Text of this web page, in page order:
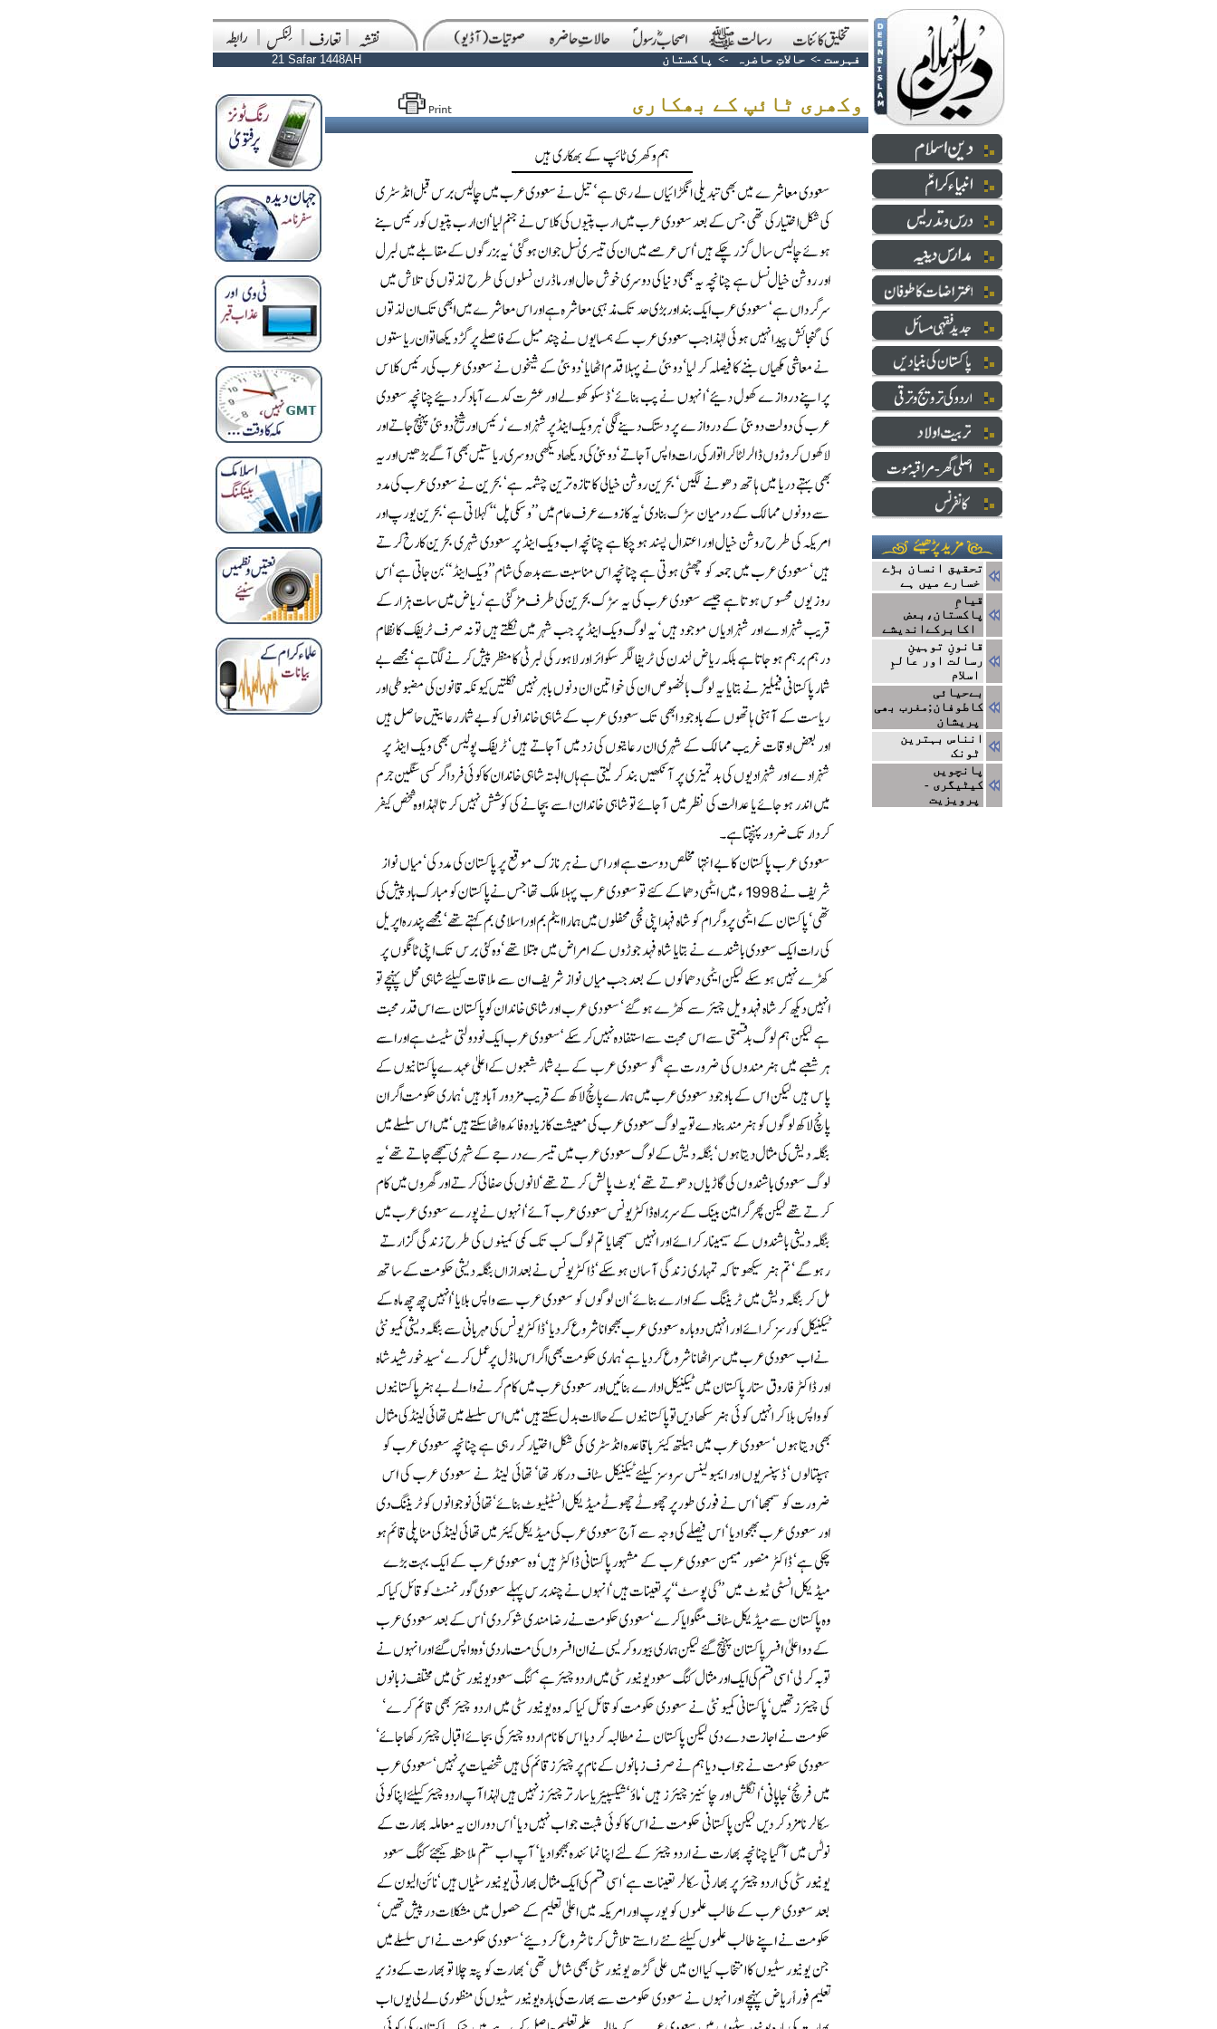
21 Safar 1448AH فہرست ->حالاتِ حاضرہ -> پاکستان
تحقیق انسان بڑے
خسارے میں ہے
قیامِ
پاکستان،بعض
قانونِ توہینِ
رسالت اور عالمِ
اسلام
بےحیائی
کاطوفان;مغرب بھی
پریشان
انناس بہترین
ٹونک
پانچویں
کیٹیگری -
پرویزیت